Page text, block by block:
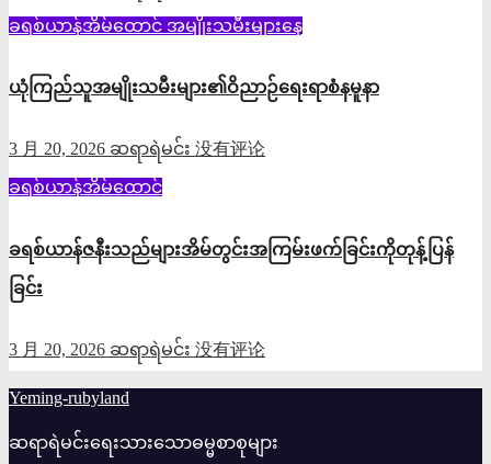
ခရစ်ယာန်အိမ်ထောင် အမျိုးသမီးများနေ့
ယုံကြည်သူအမျိုးသမီးများ၏ဝိညာဉ်ရေးရာစံနမူနာ
3 月 20, 2026 ဆရာရဲမင်း 没有评论
ခရစ်ယာန်အိမ်ထောင်
ခရစ်ယာန်ဇနီးသည်များအိမ်တွင်းအကြမ်းဖက်ခြင်းကိုတုန့်ပြန်
ခြင်း
3 月 20, 2026 ဆရာရဲမင်း 没有评论
Yeming-rubyland
ဆရာရဲမင်းရေးသားသောဓမ္မစာစုများ